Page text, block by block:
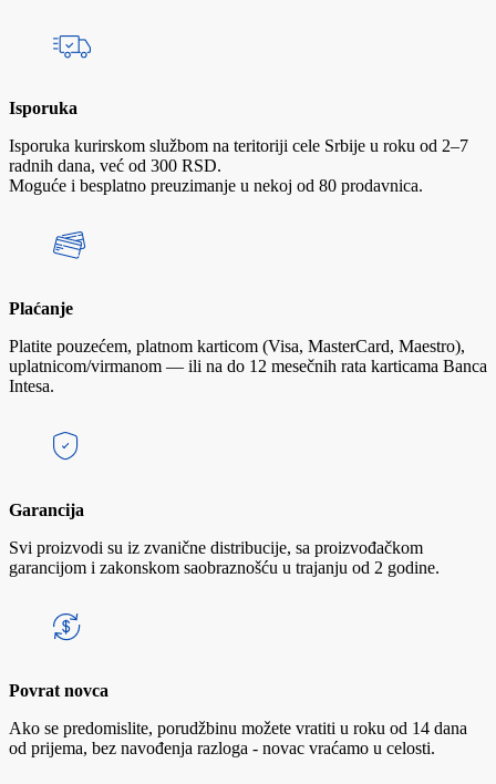
Isporuka
Isporuka kurirskom službom na teritoriji cele Srbije u roku od 2–7
radnih dana, već od 300 RSD.
Moguće i besplatno preuzimanje u nekoj od 80 prodavnica.
Plaćanje
Platite pouzećem, platnom karticom (Visa, MasterCard, Maestro),
uplatnicom/virmanom — ili na do 12 mesečnih rata karticama Banca
Intesa.
Garancija
Svi proizvodi su iz zvanične distribucije, sa proizvođačkom
garancijom i zakonskom saobraznošću u trajanju od 2 godine.
Povrat novca
Ako se predomislite, porudžbinu možete vratiti u roku od 14 dana
od prijema, bez navođenja razloga - novac vraćamo u celosti.